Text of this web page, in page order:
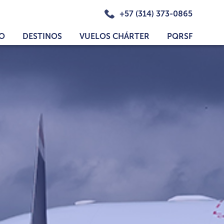
+57 (314) 373-0865
DESTINOS VUELOS CHÁRTER PQRSF